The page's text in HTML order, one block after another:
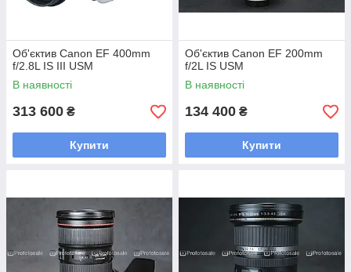
Об'єктив Canon EF 400mm
f/2.8L IS III USM
В наявності
313 600 ₴
Купити
Об'єктив Canon EF 200mm
f/2L IS USM
В наявності
134 400 ₴
Купити